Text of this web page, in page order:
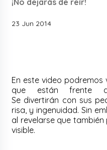
¡No dejarás de reír!
23 Jun 2014
En este video podremos
que están frente a
Se divertirán con sus
risa, y ingenuidad. Sin
al revelarse que
visible.